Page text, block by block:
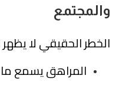
والمجتمع
الخطر الحقيقي لا يظهر
المراهق يسمع